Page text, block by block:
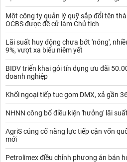
Một công ty quản lý quỹ sắp đổi tên
OCBS được đề cử làm Chủ tịch
Lãi suất huy động chưa bớt 'nóng',
9%, vượt xa biểu niêm yết
BIDV triển khai gói tín dụng ưu đãi
doanh nghiệp
Khối ngoại tiếp tục gom DMX, xả gần
NHNN công bố điều kiện 'hưởng' lãi
AgriS củng cố năng lực tiếp cận vốn
mới
Petrolimex điều chỉnh phương án bán